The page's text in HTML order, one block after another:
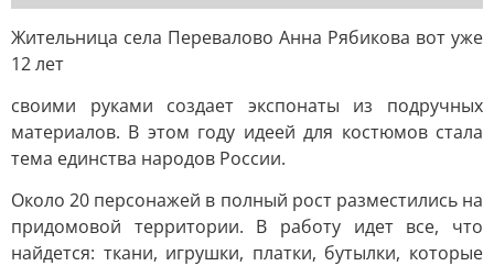
Жительница села Перевалово Анна Рябикова вот уже
12 лет
своими руками создает экспонаты из подручных
материалов. В этом году идеей для костюмов стала
тема единства народов России.
Около 20 персонажей в полный рост разместились на
придомовой территории. В работу идет все, что
найдется: ткани, игрушки, платки, бутылки, которые